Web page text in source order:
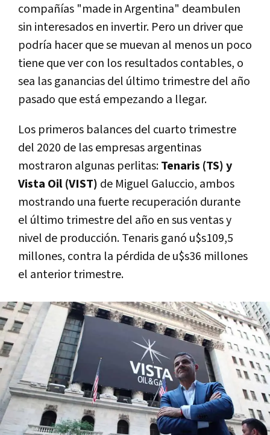
compañías "made in Argentina" deambulen
sin interesados en invertir. Pero un driver que
podría hacer que se muevan al menos un poco
tiene que ver con los resultados contables, o
sea las ganancias del último trimestre del año
pasado que está empezando a llegar.
Los primeros balances del cuarto trimestre
del 2020 de las empresas argentinas
mostraron algunas perlitas:Tenaris (TS) y
Vista Oil (VIST) de Miguel Galuccio, ambos
mostrando una fuerte recuperación durante
el último trimestre del año en sus ventas y
nivel de producción. Tenaris ganó u$s109,5
millones, contra la pérdida de u$s36 millones
el anterior trimestre.